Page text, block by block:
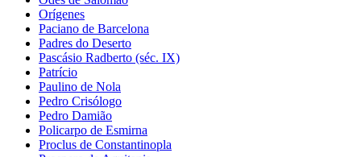
Orígenes
Paciano de Barcelona
Padres do Deserto
Pascásio Radberto (séc. IX)
Patrício
Paulino de Nola
Pedro Crisólogo
Pedro Damião
Policarpo de Esmirna
Proclus de Constantinopla